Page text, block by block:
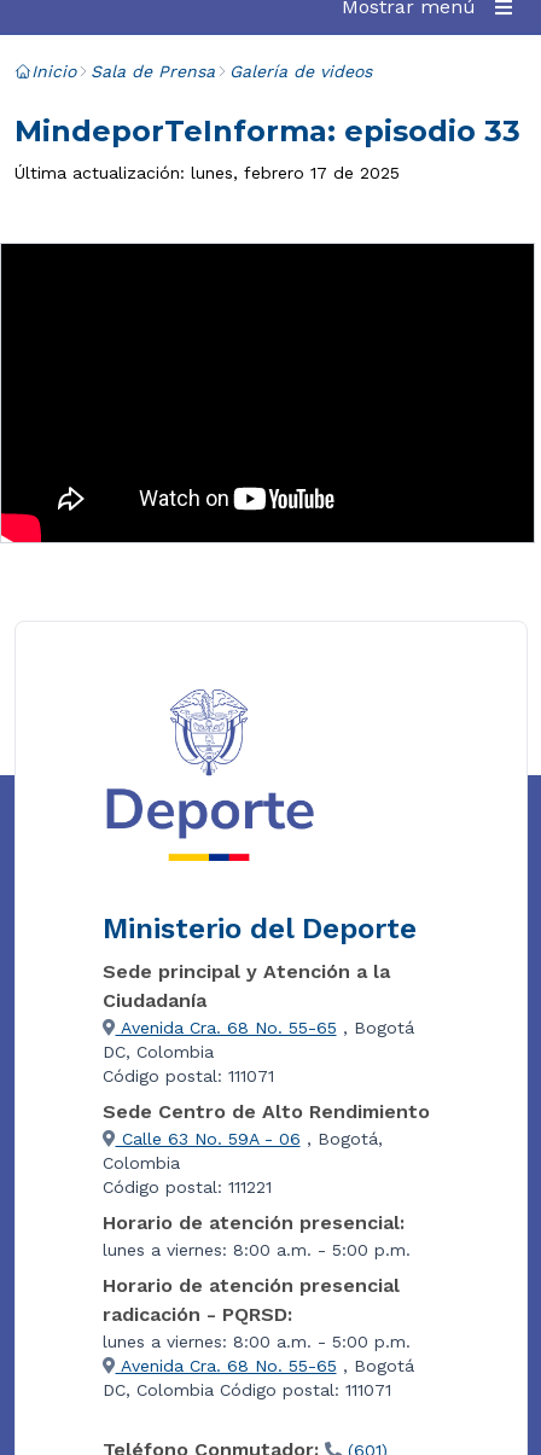
Mostrar menú
Inicio Sala de Prensa Galería de videos
MindeporTeInforma: episodio 33
Última actualización: lunes, febrero 17 de 2025
Ministerio del Deporte
Sede principal y Atención a la
Ciudadanía
Avenida Cra. 68 No. 55-65 , Bogotá
DC, Colombia
Código postal: 111071
Sede Centro de Alto Rendimiento
Calle 63 No. 59A - 06 , Bogotá,
Colombia
Código postal: 111221
Horario de atención presencial:
lunes a viernes: 8:00 a.m. - 5:00 p.m.
Horario de atención presencial
radicación - PQRSD:
lunes a viernes: 8:00 a.m. - 5:00 p.m.
Avenida Cra. 68 No. 55-65 , Bogotá
DC, Colombia Código postal: 111071
Teléfono Conmutador:
(601)